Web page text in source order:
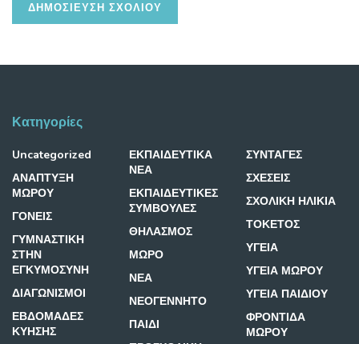
Κατηγορίες
Uncategorized
ΑΝΑΠΤΥΞΗ
ΜΩΡΟΥ
ΓΟΝΕΙΣ
ΓΥΜΝΑΣΤΙΚΗ
ΣΤΗΝ
ΕΓΚΥΜΟΣΥΝΗ
ΔΙΑΓΩΝΙΣΜΟΙ
ΕΒΔΟΜΑΔΕΣ
ΚΥΗΣΗΣ
ΕΚΠΑΙΔΕΥΤΙΚΑ
ΝΕΑ
ΕΚΠΑΙΔΕΥΤΙΚΕΣ
ΣΥΜΒΟΥΛΕΣ
ΘΗΛΑΣΜΟΣ
ΜΩΡΟ
ΝΕΑ
ΝΕΟΓΕΝΝΗΤΟ
ΠΑΙΔΙ
ΣΥΝΤΑΓΕΣ
ΣΧΕΣΕΙΣ
ΣΧΟΛΙΚΗ ΗΛΙΚΙΑ
ΤΟΚΕΤΟΣ
ΥΓΕΙΑ
ΥΓΕΙΑ ΜΩΡΟΥ
ΥΓΕΙΑ ΠΑΙΔΙΟΥ
ΦΡΟΝΤΙΔΑ
ΜΩΡΟΥ